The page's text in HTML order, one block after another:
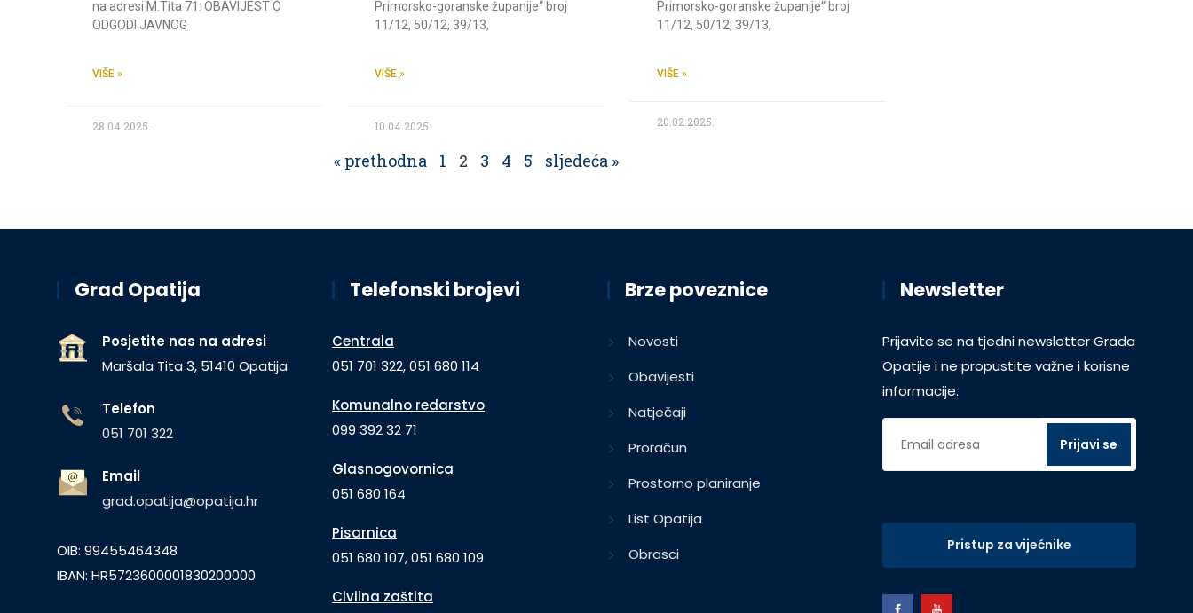
na adresi M.Tita 71: OBAVIJEST O
ODGODI JAVNOG
VIŠE »
28.04.2025.
Primorsko-goranske županije“ broj
11/12, 50/12, 39/13,
VIŠE »
10.04.2025.
Primorsko-goranske županije“ broj
11/12, 50/12, 39/13,
VIŠE »
20.02.2025.
« prethodna 1 2 3 4 5 sljedeća »
Grad Opatija
Posjetite nas na adresi
Maršala Tita 3, 51410 Opatija
Telefon
051 701 322
Email
grad.opatija@opatija.hr
OIB: 99455464348
IBAN: HR5723600001830200000
Telefonski brojevi
Centrala
051 701 322, 051 680 114
Komunalno redarstvo
099 392 32 71
Glasnogovornica
051 680 164
Pisarnica
051 680 107, 051 680 109
Civilna zaštita
Brze poveznice
Novosti
Obavijesti
Natječaji
Proračun
Prostorno planiranje
List Opatija
Obrasci
Newsletter
Prijavite se na tjedni newsletter Grada
Opatije i ne propustite važne i korisne
informacije.
Pristup za vijećnike